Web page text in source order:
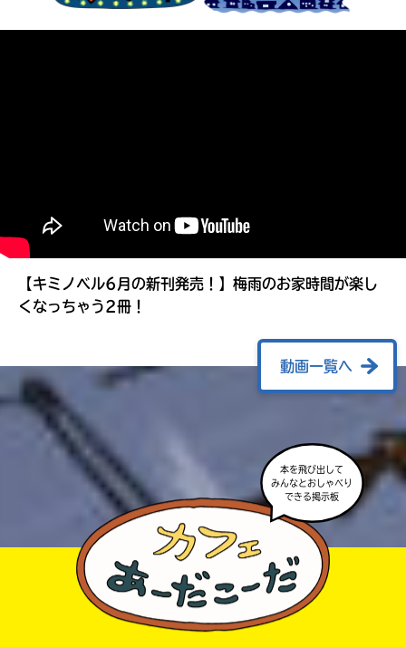
【キミノベル6月の新刊発売！】梅雨のお家時間が楽し
くなっちゃう2冊！
動画一覧へ
みんなとおしゃべり
できる掲示板
る